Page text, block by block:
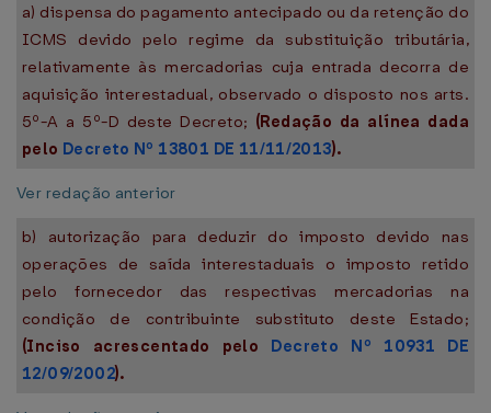
a) dispensa do pagamento antecipado ou da retenção do
ICMS devido pelo regime da substituição tributária,
relativamente às mercadorias cuja entrada decorra de
aquisição interestadual, observado o disposto nos arts.
5º-A a 5º-D deste Decreto; (Redação da alínea dada
pelo Decreto Nº 13801 DE 11/11/2013).
Ver redação anterior
b) autorização para deduzir do imposto devido nas
operações de saída interestaduais o imposto retido
pelo fornecedor das respectivas mercadorias na
condição de contribuinte substituto deste Estado;
(Inciso acrescentado pelo Decreto Nº 10931 DE
12/09/2002).